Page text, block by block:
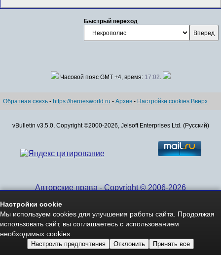
Быстрый переход
Часовой пояс GMT +4, время: 17:02.
Обратная связь - https://heroesworld.ru - Архив - Настройки cookies Вверх
vBulletin v3.5.0, Copyright ©2000-2026, Jelsoft Enterprises Ltd. (Русский)
Авторские права - Copyright © 2006-2026
Настройки cookie
Мы используем cookies для улучшения работы сайта. Продолжая
использовать сайт, вы соглашаетесь с использованием
необходимых cookies.
Настроить предпочтения Отклонить Принять все